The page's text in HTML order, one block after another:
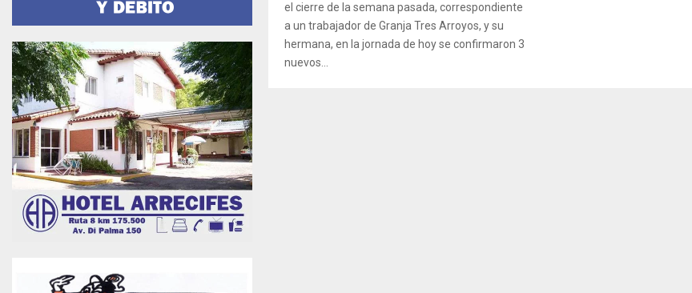
el cierre de la semana pasada, correspondiente
a un trabajador de Granja Tres Arroyos, y su
hermana, en la jornada de hoy se confirmaron 3
nuevos...